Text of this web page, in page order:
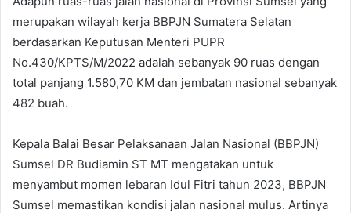
merupakan wilayah kerja BBPJN Sumatera Selatan
berdasarkan Keputusan Menteri PUPR
No.430/KPTS/M/2022 adalah sebanyak 90 ruas dengan
total panjang 1.580,70 KM dan jembatan nasional sebanyak
482 buah.
Kepala Balai Besar Pelaksanaan Jalan Nasional (BBPJN)
Sumsel DR Budiamin ST MT mengatakan untuk
menyambut momen lebaran Idul Fitri tahun 2023, BBPJN
Sumsel memastikan kondisi jalan nasional mulus. Artinya